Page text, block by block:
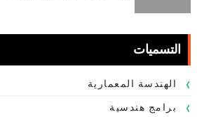
التسميات
الهندسة المعمارية
برامج هندسية